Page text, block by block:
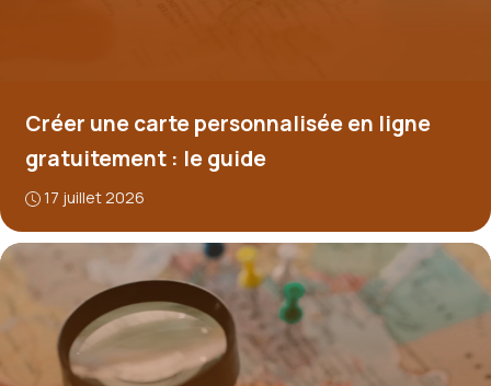
Créer une carte personnalisée en ligne
gratuitement : le guide
17 juillet 2026